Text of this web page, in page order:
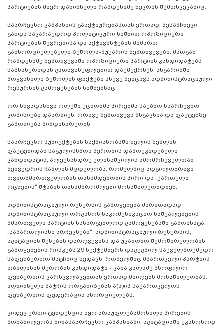
პარტიების მიერ დანიშნული რამდენიმე წევრის შემთხვევაშიც.
საარჩევნო კამპანიის გააქტიურებასთან ერთად, შესამჩნევი
გახდა სავარაუდოდ პოლიტიკური ნიშნით ოპოზიციური
პარტიების წევრებისა და აქტივისტების მიმართ
განხორციელებული ზეწოლა-მუქარის შემთხვევები. მათგან
რამდენიმე შემთხვევაში ოპოზიციური პარტიის კანდიდატებს
სამსახურიდან გათავისუფლებით დაემუქრნენ. ანგარიშში
მოყვანილი ზეწოლის ფაქტები ასევე შეიცავს ადმინისტრაციული
რესურსის გამოყენების ნიშნებსაც.
ორ სხვადასხვა ოლქში უცნობმა პირებმა საუბნო საარჩევნო
კომისიები დაარბიეს. ორივე შემთხვევა მსგავსია და ფაქტებზე
გამოძიება მიმდინარეობს.
საარჩევნო სუბიექტების საქმიანობაში ხელის შეშლის
ფაქტებიდან საგულისხმოა მერობის დამოუკიდებელი
კანდიდატის, ალექსანდრე ელისაშვილის ამომრჩეველთან
შეხვედრის ჩაშლის მცდელობა, რომელშიც ადგილობრივი
თვითმმართველობის თანამდებობის პირი და „ქართული
ოცნების“ შტაბის თანამშრომლები მონაწილეობდნენ.
ადმინისტრაციული რესურსის გამოყენება ძირითადად
ადმინისტრაციული ორგანოს საკომუნიკაციო საშუალებების
მმართველი პარტიის სასარგებლოდ გამოყენებაში გამოიხატა.
„სამართლიანი არჩევნები“, ადმინისტრაციული რესურსის,
აგიტაციის წესების დარღვევისა და უკანონო შემოწირულობის
გამოყენების რისკებს 29 სექტემბერს დაგეგმილ საქველმოქმედო
საფეხბურთო მატჩშიც ხედავს, რომელშიც მმართველი პარტიის
თბილისის მერობის კანდიდატი - კახა კალაძე მსოფლიო
ფეხბურთის ვარსკვლავებთან ერთად მიიღებს მონაწილეობას.
აღნიშნული მატჩის ორგანიზებას ა(ა)იპ საქართველოს
ფეხბურთის ფედერაცია ახორციელებს.
კიდევ ერთი ტენდენცია იყო არაუფლებამოსილი პირების
მონაწილეობა წინასაარჩევნო კამპანიაში. აგიტაციაში უკანონოდ